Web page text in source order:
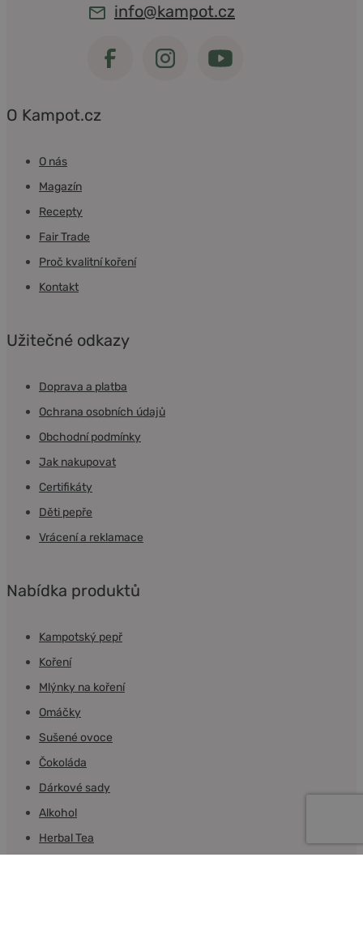
info@kampot.cz
O Kampot.cz
O nás
Magazín
Recepty
Fair Trade
Proč kvalitní koření
Kontakt
Užitečné odkazy
Doprava a platba
Ochrana osobních údajů
Obchodní podmínky
Jak nakupovat
Certifikáty
Děti pepře
Vrácení a reklamace
Nabídka produktů
Kampotský pepř
Koření
Mlýnky na koření
Omáčky
Sušené ovoce
Čokoláda
Dárkové sady
Alkohol
Herbal Tea